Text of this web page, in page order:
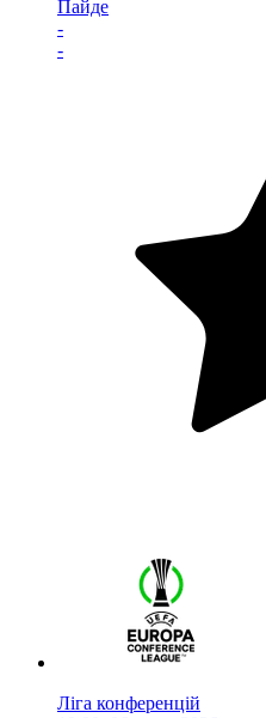
Пайде
-
-
Ліга конференцій